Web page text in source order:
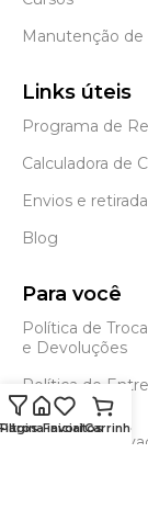
Manutenção de
Links úteis
Programa de
Calculadora de
Envios e retirada
Blog
Para você
Política de
e Devoluções
Política de
e Frete Grátis
Política de
Página inicial
FavoritosCarrinho